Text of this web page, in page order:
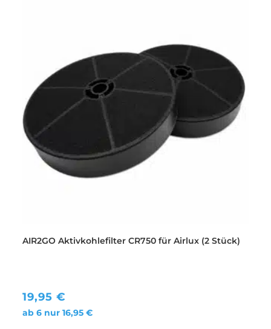
AIR2GO Aktivkohlefilter CR750 für Airlux (2 Stück)
19,95€
ab 6 nur16,95€